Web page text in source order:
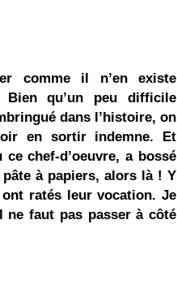
comme il n’en existe
Bien qu’un peu difficile
dans l’histoire, on
en sortir indemne. Et
chef-d’oeuvre, a bossé
à papiers, alors là ! Y
ratés leur vocation. Je
ne faut pas passer à côté